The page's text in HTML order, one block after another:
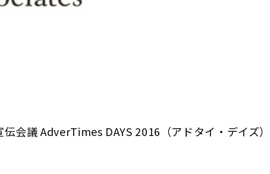
会議 AdverTimes DAYS 2016（アドタイ・デイズ